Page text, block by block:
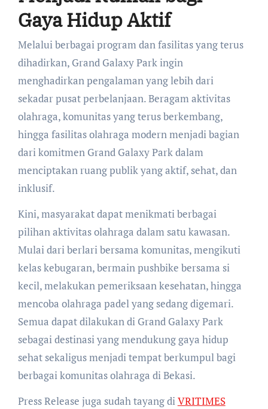
Gaya Hidup Aktif
Melalui berbagai program dan fasilitas yang terus
dihadirkan, Grand Galaxy Park ingin
menghadirkan pengalaman yang lebih dari
sekadar pusat perbelanjaan. Beragam aktivitas
olahraga, komunitas yang terus berkembang,
hingga fasilitas olahraga modern menjadi bagian
dari komitmen Grand Galaxy Park dalam
menciptakan ruang publik yang aktif, sehat, dan
inklusif.
Kini, masyarakat dapat menikmati berbagai
pilihan aktivitas olahraga dalam satu kawasan.
Mulai dari berlari bersama komunitas, mengikuti
kelas kebugaran, bermain pushbike bersama si
kecil, melakukan pemeriksaan kesehatan, hingga
mencoba olahraga padel yang sedang digemari.
Semua dapat dilakukan di Grand Galaxy Park
sebagai destinasi yang mendukung gaya hidup
sehat sekaligus menjadi tempat berkumpul bagi
berbagai komunitas olahraga di Bekasi.
Press Release juga sudah tayang diVRITIMES